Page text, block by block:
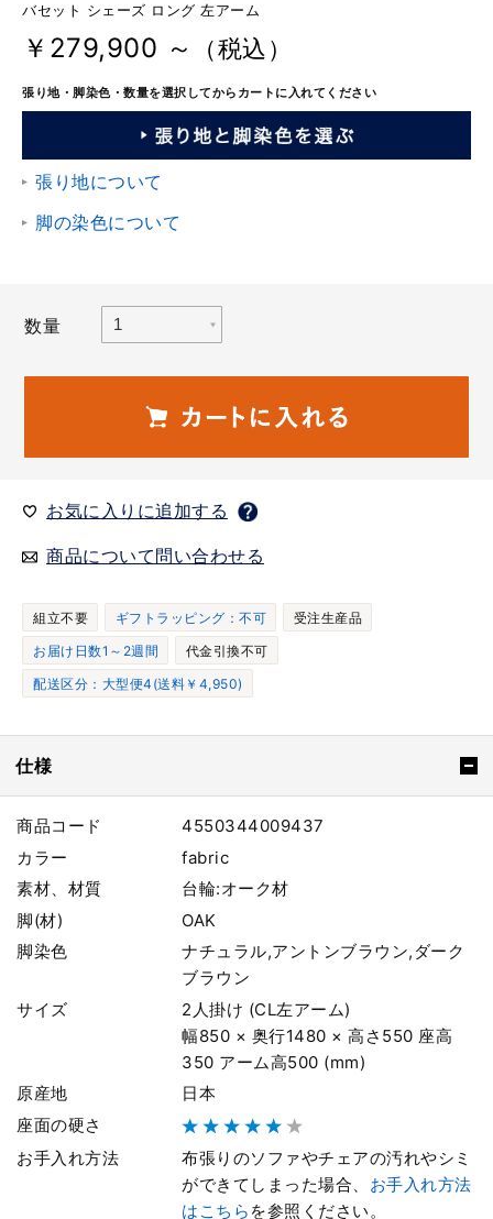
バセット シェーズ ロング 左アーム
￥279,900 ～ （税込）
張り地・脚染色・数量を選択してからカートに入れてください
張り地について
脚の染色について
数量
お気に入りに追加する
商品について問い合わせる
組立不要 ギフトラッピング：不可
受注生産品
お届け日数1～2週間
代金引換不可
配送区分：大型便4(送料￥4,950)
仕様
商品コード
4550344009437
カラー
fabric
素材、材質
台輪:オーク材
脚(材)
OAK
脚染色
ナチュラル,アントンブラウン,ダーク
ブラウン
サイズ
2人掛け (CL左アーム)
幅850 × 奥行1480 × 高さ550 座高
350 アーム高500 (mm)
原産地
日本
座面の硬さ
お手入れ方法
布張りのソファやチェアの汚れやシミ
ができてしまった場合、 お手入れ方法
はこちら を参照ください。